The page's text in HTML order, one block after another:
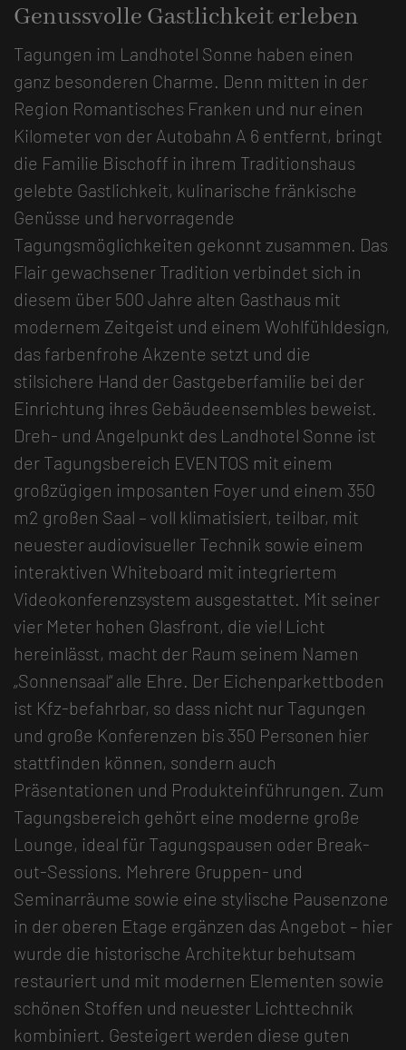
Genussvolle Gastlichkeit erleben
Tagungen im Landhotel Sonne haben einen
ganz besonderen Charme. Denn mitten in der
Region Romantisches Franken und nur einen
Kilometer von der Autobahn A 6 entfernt, bringt
die Familie Bischoff in ihrem Traditionshaus
gelebte Gastlichkeit, kulinarische fränkische
Genüsse und hervorragende
Tagungsmöglichkeiten gekonnt zusammen. Das
Flair gewachsener Tradition verbindet sich in
diesem über 500 Jahre alten Gasthaus mit
modernem Zeitgeist und einem Wohlfühldesign,
das farbenfrohe Akzente setzt und die
stilsichere Hand der Gastgeberfamilie bei der
Einrichtung ihres Gebäudeensembles beweist.
Dreh- und Angelpunkt des Landhotel Sonne ist
der Tagungsbereich EVENTOS mit einem
großzügigen imposanten Foyer und einem 350
m2 großen Saal – voll klimatisiert, teilbar, mit
neuester audiovisueller Technik sowie einem
interaktiven Whiteboard mit integriertem
Videokonferenzsystem ausgestattet. Mit seiner
vier Meter hohen Glasfront, die viel Licht
hereinlässt, macht der Raum seinem Namen
„Sonnensaal“ alle Ehre. Der Eichenparkettboden
ist Kfz-befahrbar, so dass nicht nur Tagungen
und große Konferenzen bis 350 Personen hier
stattfinden können, sondern auch
Präsentationen und Produkteinführungen. Zum
Tagungsbereich gehört eine moderne große
Lounge, ideal für Tagungspausen oder Break-
out-Sessions. Mehrere Gruppen- und
Seminarräume sowie eine stylische Pausenzone
in der oberen Etage ergänzen das Angebot – hier
wurde die historische Architektur behutsam
restauriert und mit modernen Elementen sowie
schönen Stoffen und neuester Lichttechnik
kombiniert. Gesteigert werden diese guten